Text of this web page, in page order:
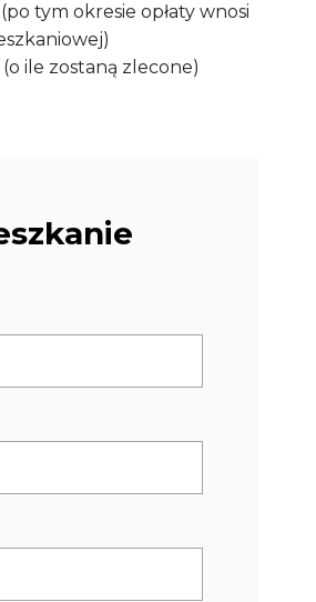
tym okresie opłaty wnosi
ile zostaną zlecone)